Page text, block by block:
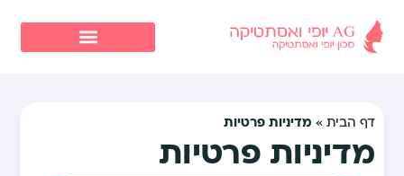
דף הבית » מדיניות פרטיות
מדיניות פרטיות